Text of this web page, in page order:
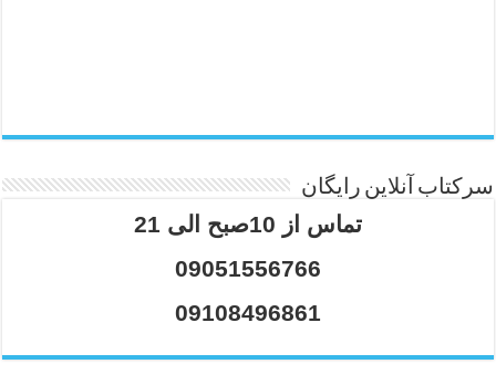
سرکتاب آنلاین رایگان
تماس از 10صبح الی 21
09051556766
09108496861